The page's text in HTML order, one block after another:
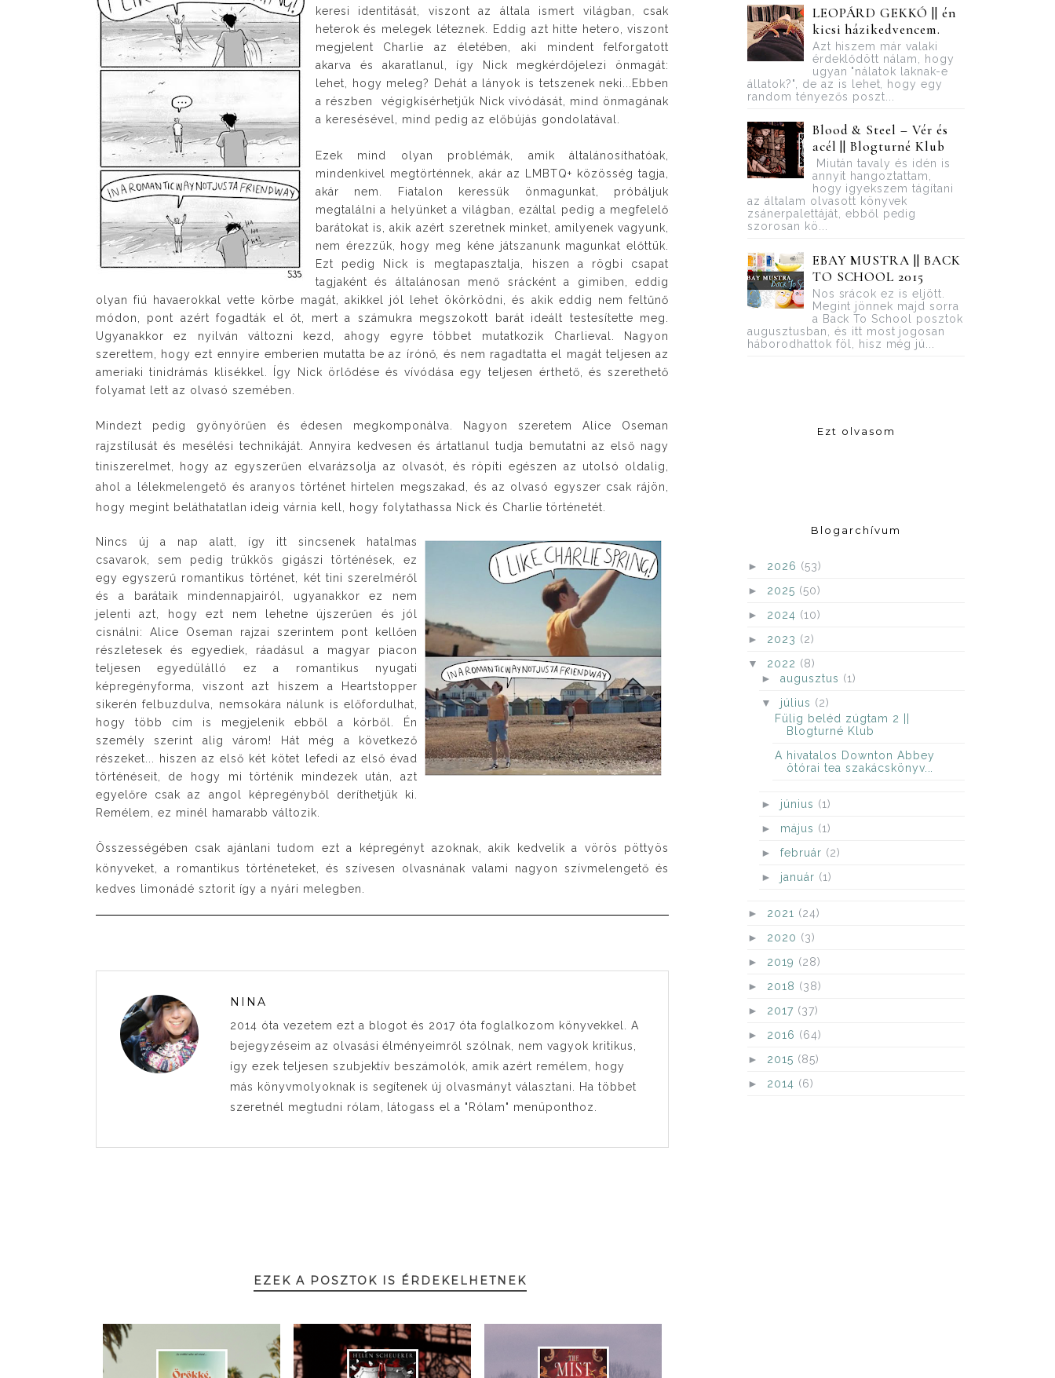
keresi identitását, viszont az általa ismert világban, csak
heterok és melegek léteznek. Eddig azt hitte hetero, viszont
megjelent Charlie az életében, aki mindent felforgatott
akarva és akaratlanul, így Nick megkérdőjelezi önmagát:
lehet, hogy meleg? Dehát a lányok is tetszenek neki...Ebben
a részben végigkísérhetjük Nick vívódását, mind önmagának
a keresésével, mind pedig az előbújás gondolatával.
Ezek mind olyan problémák, amik általánosíthatóak,
mindenkivel megtörténnek, akár az LMBTQ+ közösség tagja,
akár nem. Fiatalon keressük önmagunkat, próbáljuk
megtalálni a helyünket a világban, ezáltal pedig a megfelelő
barátokat is, akik azért szeretnek minket, amilyenek vagyunk,
nem érezzük, hogy meg kéne játszanunk magunkat előttük.
Ezt pedig Nick is megtapasztalja, hiszen a rögbi csapat
tagjaként és általánosan menő srácként a gimiben, eddig
olyan fiú havaerokkal vette körbe magát, akikkel jól lehet ökörködni, és akik eddig nem feltűnő
módon, pont azért fogadták el őt, mert a számukra megszokott barát ideált testesítette meg.
Ugyanakkor ez nyilván változni kezd, ahogy egyre többet mutatkozik Charlieval. Nagyon
szerettem, hogy ezt ennyire emberien mutatta be az írónő, és nem ragadtatta el magát teljesen az
ameriaki tinidrámás klisékkel. Így Nick örlődése és vívódása egy teljesen érthető, és szerethető
folyamat lett az olvasó szemében.
Mindezt pedig gyönyörűen és édesen megkomponálva. Nagyon szeretem Alice Oseman
rajzstílusát és mesélési technikáját. Annyira kedvesen és ártatlanul tudja bemutatni az első nagy
tiniszerelmet, hogy az egyszerűen elvarázsolja az olvasót, és röpíti egészen az utolsó oldalig,
ahol a lélekmelengető és aranyos történet hirtelen megszakad, és az olvasó egyszer csak rájön,
hogy megint beláthatatlan ideig várnia kell, hogy folytathassa Nick és Charlie történetét.
Nincs új a nap alatt, így itt sincsenek hatalmas
csavarok, sem pedig trükkös gigászi történések, ez
egy egyszerű romantikus történet, két tini szerelméről
és a barátaik mindennapjairól, ugyanakkor ez nem
jelenti azt, hogy ezt nem lehetne újszerűen és jól
cisnálni: Alice Oseman rajzai szerintem pont kellően
részletesek és egyediek, ráadásul a magyar piacon
teljesen egyedülálló ez a romantikus nyugati
képregényforma, viszont azt hiszem a Heartstopper
sikerén felbuzdulva, nemsokára nálunk is előfordulhat,
hogy több cím is megjelenik ebből a körből. Én
személy szerint alig várom! Hát még a következő
részeket... hiszen az első két kötet lefedi az első évad
történéseit, de hogy mi történik mindezek után, azt
egyelőre csak az angol képregényből deríthetjük ki.
Remélem, ez minél hamarabb változik.
Összességében csak ajánlani tudom ezt a képregényt azoknak, akik kedvelik a vörös pöttyös
könyveket, a romantikus történeteket, és szívesen olvasnának valami nagyon szívmelengető és
kedves limonádé sztorit így a nyári melegben.
NINA
2014 óta vezetem ezt a blogot és 2017 óta foglalkozom könyvekkel. A
bejegyzéseim az olvasási élményeimről szólnak, nem vagyok kritikus,
így ezek teljesen szubjektív beszámolók, amik azért remélem, hogy
más könyvmolyoknak is segítenek új olvasmányt választani. Ha többet
szeretnél megtudni rólam, látogass el a "Rólam" menüponthoz.
EZEK A POSZTOK IS ÉRDEKELHETNEK
LEOPÁRD GEKKÓ || én
kicsi házikedvencem.
Azt hiszem már valaki
érdeklődött nálam, hogy
ugyan "nálatok laknak-e
állatok?", de az is lehet, hogy egy
random tényezős poszt...
Blood ​& Steel – Vér és
acél || Blogturné Klub
Miután tavaly és idén is
annyit hangoztattam,
hogy igyekszem tágítani
az általam olvasott könyvek
zsánerpalettáját, ebből pedig
szorosan kö...
EBAY MUSTRA || BACK
TO SCHOOL 2015
Nos srácok ez is eljött.
Megint jönnek majd sorra
a Back To School posztok
augusztusban, és itt most jogosan
háborodhattok föl, hisz még jú...
Ezt olvasom
Blogarchívum
► 2026 (53)
► 2025 (50)
► 2024 (10)
► 2023 (2)
▼ 2022 (8)
► augusztus (1)
▼ július (2)
Fülig beléd zúgtam 2 ||
Blogturné Klub
A ​hivatalos Downton Abbey
ötórai tea szakácskönyv...
► június (1)
► május (1)
► február (2)
► január (1)
► 2021 (24)
► 2020 (3)
► 2019 (28)
► 2018 (38)
► 2017 (37)
► 2016 (64)
► 2015 (85)
► 2014 (6)